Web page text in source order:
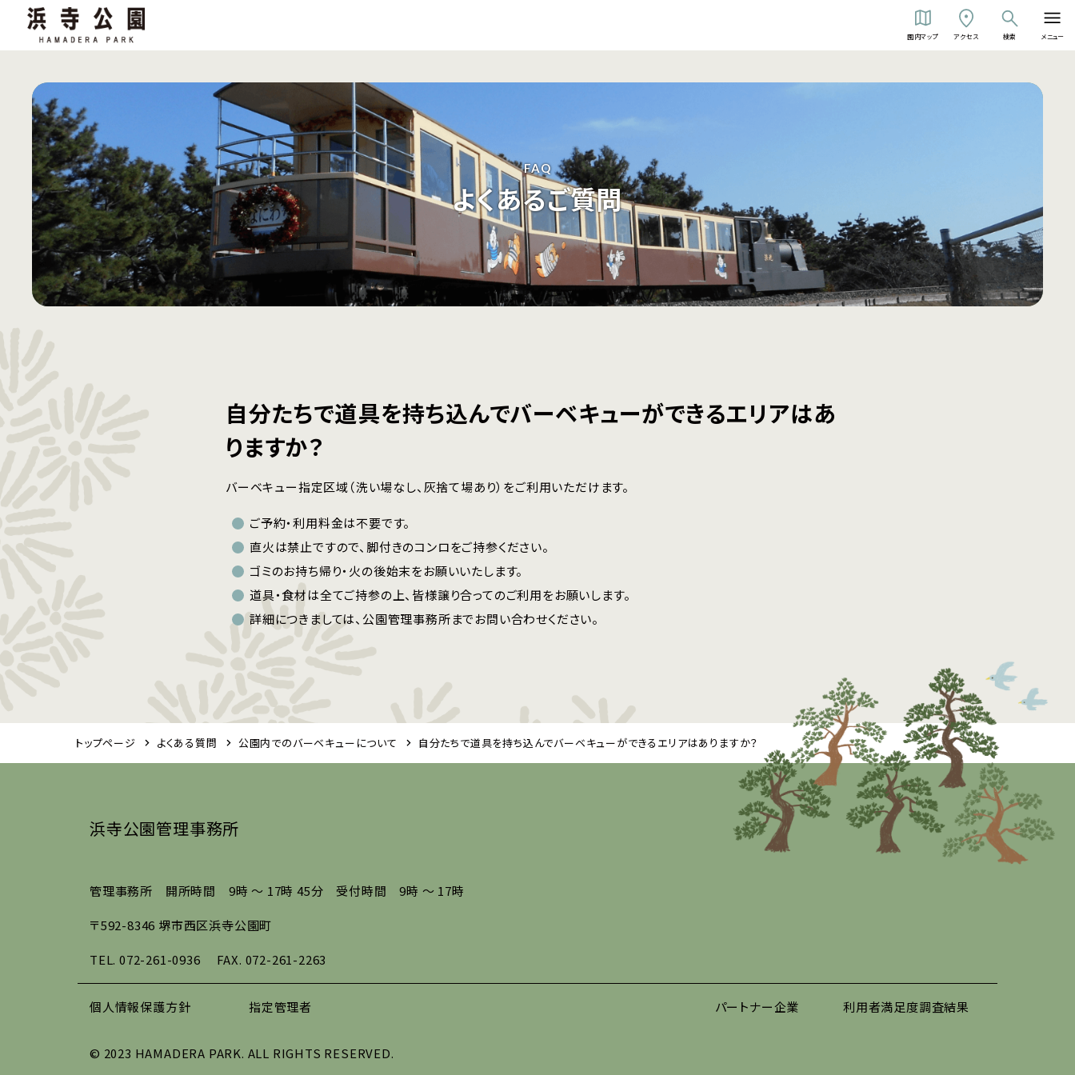
園内マップ アクセス 検索 メニュー
FAQ
よくあるご質問
自分たちで道具を持ち込んでバーベキューができるエリアはあ
りますか？
バーベキュー指定区域（洗い場なし、灰捨て場あり）をご利用いただけます。
ご予約・利用料金は不要です。
直火は禁止ですので、脚付きのコンロをご持参ください。
ゴミのお持ち帰り・火の後始末をお願いいたします。
道具・食材は全てご持参の上、皆様譲り合ってのご利用をお願いします。
詳細につきましては、公園管理事務所までお問い合わせください。
トップページ よくある質問 公園内でのバーベキューについて 自分たちで道具を持ち込んでバーベキューができるエリアはありますか？
浜寺公園管理事務所
管理事務所 開所時間 9時 ～ 17時 45分 受付時間 9時 ～ 17時
〒592-8346 堺市西区浜寺公園町
TEL. 072-261-0936 FAX. 072-261-2263
個人情報保護方針 指定管理者 パートナー企業 利用者満足度調査結果
© 2023 HAMADERA PARK. ALL RIGHTS RESERVED.